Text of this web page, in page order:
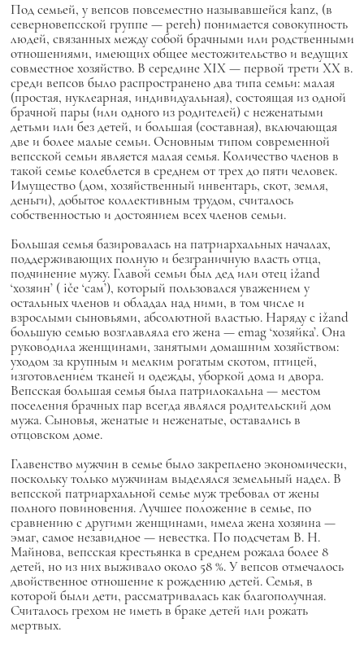
Под семьей, у вепсов повсеместно называвшейся kanz, (в
северновепсской группе — pereh) понимается совокупность
людей, связанных между собой брачными или родственными
отношениями, имеющих общее местожительство и ведущих
совместное хозяйство. В середине XIX — первой трети XX в.
среди вепсов было распространено два типа семьи: малая
(простая, нуклеарная, индивидуальная), состоящая из одной
брачной пары (или одного из родителей) с неженатыми
детьми или без детей, и большая (составная), включающая
две и более малые семьи. Основным типом современной
вепсской семьи является малая семья. Количество членов в
такой семье колеблется в среднем от трех до пяти человек.
Имущество (дом, хозяйственный инвентарь, скот, земля,
деньги), добытое коллективным трудом, считалось
собственностью и достоянием всех членов семьи.
Большая семья базировалась на патриархальных началах,
поддерживающих полную и безграничную власть отца,
подчинение мужу. Главой семьи был дед или отец ižand
‘хозяин’ ( iče‘сам’), который пользовался уважением у
остальных членов и обладал над ними, в том числе и
взрослыми сыновьями, абсолютной властью. Наряду с ižand
большую семью возглавляла его жена —emag‘хозяйка’. Она
руководила женщинами, занятыми домашним хозяйством:
уходом за крупным и мелким рогатым скотом, птицей,
изготовлением тканей и одежды, уборкой дома и двора.
Вепсская большая семья была патрилокальна — местом
поселения брачных пар всегда являлся родительский дом
мужа. Сыновья, женатые и неженатые, оставались в
отцовском доме.
Главенство мужчин в семье было закреплено экономически,
поскольку только мужчинам выделялся земельный надел. В
вепсской патриархальной семье муж требовал от жены
полного повиновения. Лучшее положение в семье, по
сравнению с другими женщинами, имела жена хозяина —
эмаг, самое незавидное — невестка. По подсчетам В. Н.
Майнова, вепсская крестьянка в среднем рожала более 8
детей, но из них выживало около 58 %. У вепсов отмечалось
двойственное отношение к рождению детей. Семья, в
которой были дети, рассматривалась как благополучная.
Считалось грехом не иметь в браке детей или рожать
мертвых.